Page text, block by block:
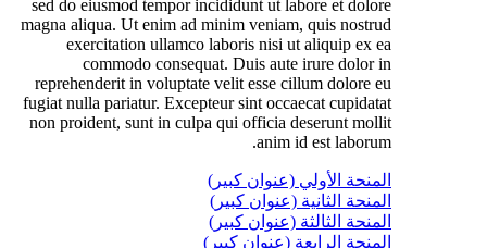
sed do eiusmod tempor incididunt ut labore et dolore
magna aliqua. Ut enim ad minim veniam, quis nostrud
exercitation ullamco laboris nisi ut aliquip ex ea
commodo consequat. Duis aute irure dolor in
reprehenderit in voluptate velit esse cillum dolore eu
fugiat nulla pariatur. Excepteur sint occaecat cupidatat
non proident, sunt in culpa qui officia deserunt mollit
anim id est laborum.
المنحة الأولي (عنوان كبير)
المنحة الثانية (عنوان كبير)
المنحة الثالثة (عنوان كبير)
المنحة الرابعة (عنوان كبير)